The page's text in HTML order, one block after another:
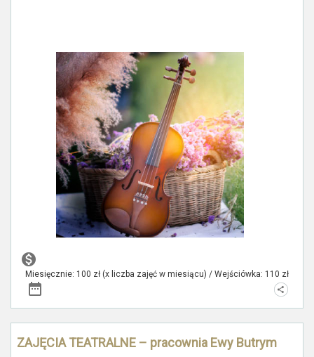
Miesięcznie: 100 zł (x liczba zajęć w miesiącu) / Wejściówka: 110 zł
ZAJĘCIA TEATRALNE – pracownia Ewy Butrym